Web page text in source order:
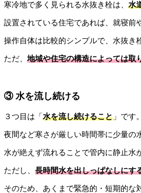
寒冷地で多く見られる水抜き栓は、 水
設置されている住宅であれば、就寝前
操作自体は比較的シンプルで、水抜き
ただ、 地域や住宅の構造によっては取
③ 水を流し続ける
３つ目は「 水を流し続けること 」です。
夜間など寒さが厳しい時間帯に少量の
水が絶えず流れることで管内に静止水
ただし、 長時間水を出しっぱなしにす
そのため、あくまで緊急的・短期的な